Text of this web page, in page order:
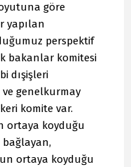
göre
yapılan
perspektif
bakanlar komitesi
dışişleri
genelkurmay
komite var.
ortaya koyduğu
ortaya koyduğu